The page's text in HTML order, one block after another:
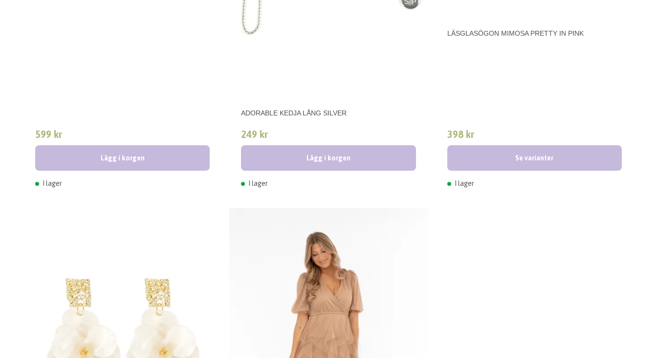
599 kr
Lägg i korgen
I lager
ADORABLE KEDJA LÅNG SILVER
249 kr
Lägg i korgen
I lager
LÄSGLASÖGON MIMOSA PRETTY IN PINK
398 kr
Se varianter
I lager